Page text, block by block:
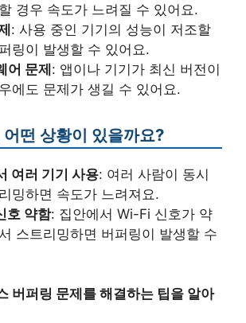
경우 속도가 느려질 수 있어요.
: 사용 중인 기기의 성능이 저조할
링이 발생할 수 있어요.
어 문제: 앱이나 기기가 최신 버전이
에도 문제가 생길 수 있어요.
어떤 상황이 있을까요?
여러 기기 사용: 여러 사람이 동시
밍하면 속도가 느려져요.
호 약함: 집안에서 Wi-Fi 신호가 약
스트리밍하면 버퍼링이 발생할 수
버퍼링 문제를 해결하는 팁을 알아